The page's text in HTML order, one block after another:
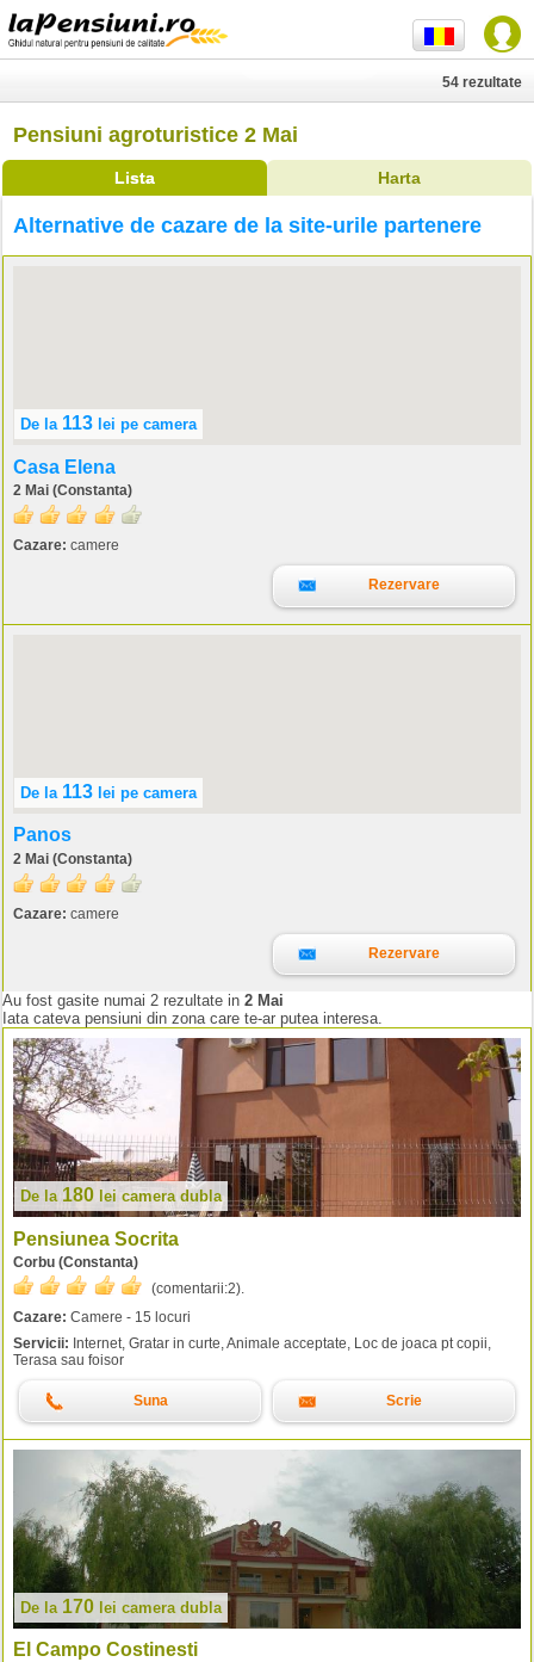
Pensiuni agroturistice 2 Mai
Lista Harta
54 rezultate
Alternative de cazare de la site-urile partenere
De la 113 lei pe camera
Casa Elena
2 Mai (Constanta)
Cazare: camere
Rezervare
De la 113 lei pe camera
Panos
2 Mai (Constanta)
Cazare: camere
Rezervare
Au fost gasite numai 2 rezultate in 2 Mai
Iata cateva pensiuni din zona care te-ar putea interesa.
De la 180 lei camera dubla
Pensiunea Socrita
Corbu (Constanta)
(comentarii:2).
Cazare: Camere - 15 locuri
Servicii: Internet, Gratar in curte, Animale acceptate, Loc de joaca pt copii,
Terasa sau foisor
Suna Scrie
De la 170 lei camera dubla
El Campo Costinesti